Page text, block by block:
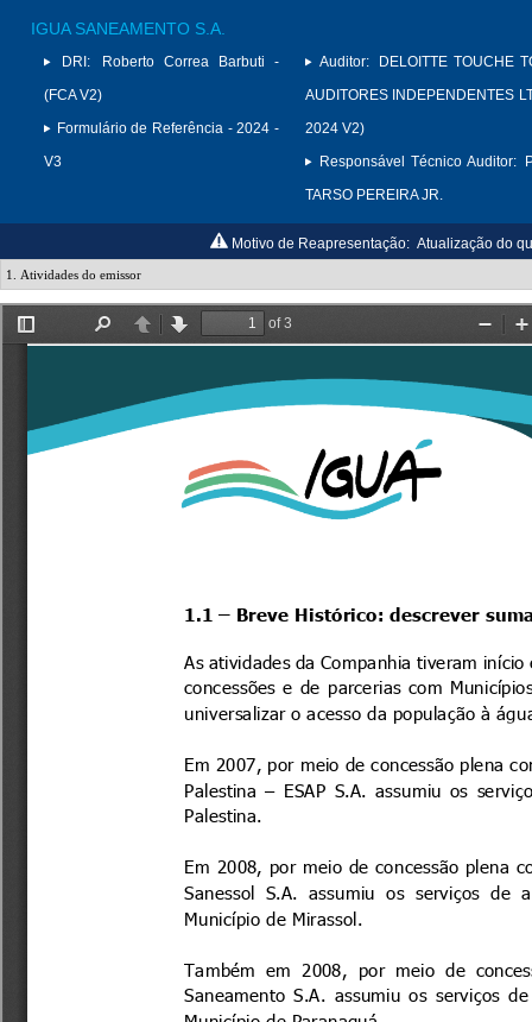
IGUA SANEAMENTO S.A.
DRI:
Roberto Correa Barbuti -
(FCA V2)
Formulário de Referência - 2024 -
V3
Auditor:
DELOITTE TOUCHE
AUDITORES INDEPENDENTES
2024 V2)
Responsável Técnico Auditor:
TARSO PEREIRA JR.
Motivo de Reapresentação: Atualização do